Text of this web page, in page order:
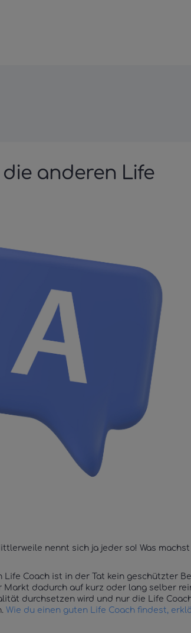
anderen Life
nennt sich ja jeder so! Was
Coach ist in der Tat kein geschützter
dadurch auf kurz oder lang selber
durchsetzen wird und nur die Life
Wie du einen guten Life Coach findest,